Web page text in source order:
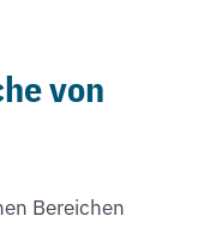
von
Bereichen